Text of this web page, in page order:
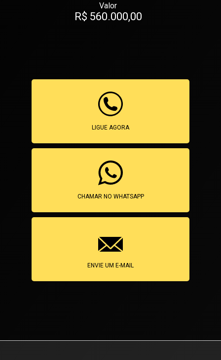
Valor
R$ 560.000,00
LIGUE AGORA
CHAMAR NO WHATSAPP
ENVIE UM E-MAIL